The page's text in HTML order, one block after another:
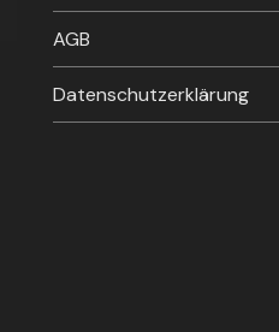
AGB
Datenschutzerklärung